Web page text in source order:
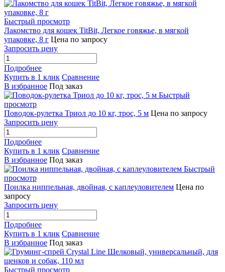
Быстрый просмотр
Лакомство для кошек TitBit, Легкое говяжье, в мягкой
упаковке, 8 г Цена по запросу
Запросить цену
Подробнее
Купить в 1 клик Сравнение
В избранное Под заказ
Быстрый
просмотр
Поводок-рулетка Триол до 10 кг, трос, 5 м Цена по запросу
Запросить цену
Подробнее
Купить в 1 клик Сравнение
В избранное Под заказ
Быстрый
просмотр
Поилка ниппельная, двойная, с каплеуловителем Цена по
запросу
Запросить цену
Подробнее
Купить в 1 клик Сравнение
В избранное Под заказ
Быстрый просмотр